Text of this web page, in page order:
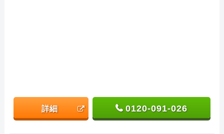
詳細 0120-091-026